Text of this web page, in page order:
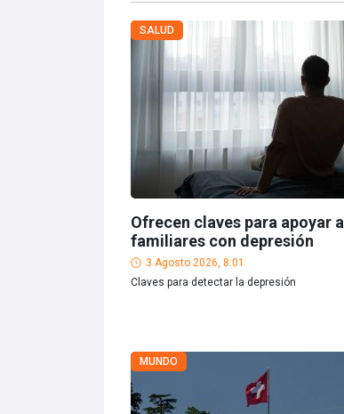
SALUD
Ofrecen claves para apoyar a
familiares con depresión
3 Agosto 2026, 8:01
Claves para detectar la depresión
MUNDO